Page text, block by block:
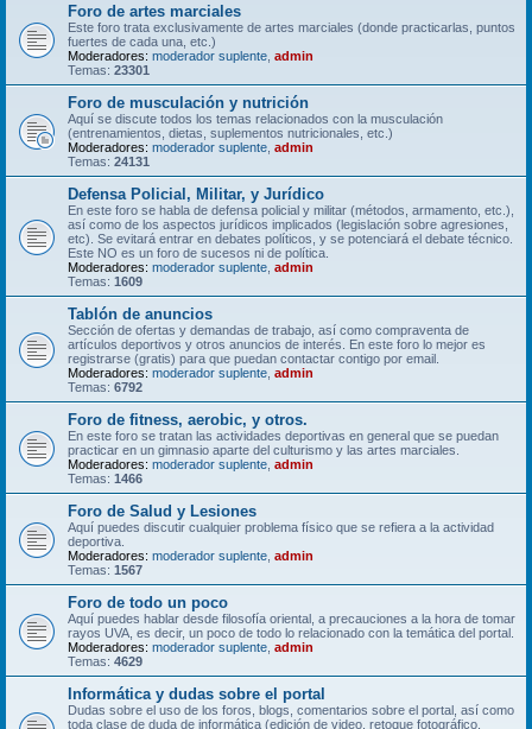
Foro de artes marciales
Este foro trata exclusivamente de artes marciales (donde practicarlas, puntos
fuertes de cada una, etc.)
Moderadores: moderador suplente admin
Temas: 23301
Foro de musculación y nutrición
Aquí se discute todos los temas relacionados con la musculación
(entrenamientos, dietas, suplementos nutricionales, etc.)
Moderadores: moderador suplente admin
Temas: 24131
Defensa Policial, Militar, y Jurídico
En este foro se habla de defensa policial y militar (métodos, armamento, etc.),
así como de los aspectos jurídicos implicados (legislación sobre agresiones,
etc). Se evitará entrar en debates políticos, y se potenciará el debate técnico.
Este NO es un foro de sucesos ni de política.
Moderadores: moderador suplente admin
Temas: 1609
Tablón de anuncios
Sección de ofertas y demandas de trabajo, así como compraventa de
artículos deportivos y otros anuncios de interés. En este foro lo mejor es
registrarse (gratis) para que puedan contactar contigo por email.
Moderadores: moderador suplente admin
Temas: 6792
Foro de fitness, aerobic, y otros.
En este foro se tratan las actividades deportivas en general que se puedan
practicar en un gimnasio aparte del culturismo y las artes marciales.
Moderadores: moderador suplente admin
Temas: 1466
Foro de Salud y Lesiones
Aquí puedes discutir cualquier problema físico que se refiera a la actividad
deportiva.
Moderadores: moderador suplente admin
Temas: 1567
Foro de todo un poco
Aquí puedes hablar desde filosofía oriental, a precauciones a la hora de tomar
rayos UVA, es decir, un poco de todo lo relacionado con la temática del portal.
Moderadores: moderador suplente admin
Temas: 4629
Informática y dudas sobre el portal
Dudas sobre el uso de los foros, blogs, comentarios sobre el portal, así como
toda clase de duda de informática (edición de video, retoque fotográfico,